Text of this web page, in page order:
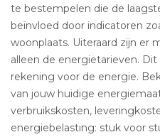
te bestempelen die de
beïnvloed door indicatoren
woonplaats. Uiteraard zijn er
alleen de energietarieven.
rekening voor de energie.
van jouw huidige
verbruikskosten,
energiebelasting: stuk voor